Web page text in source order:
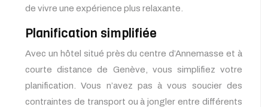
de vivre une expérience plus relaxante.
Planification simplifiée
Avec un hôtel situé près du centre d’Annemasse et à
courte distance de Genève, vous simplifiez votre
planification. Vous n’avez pas à vous soucier des
contraintes de transport ou à jongler entre différents